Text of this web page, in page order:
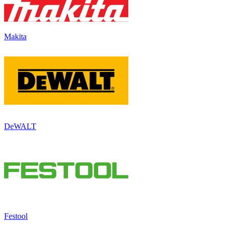
Makita
DeWALT
Festool